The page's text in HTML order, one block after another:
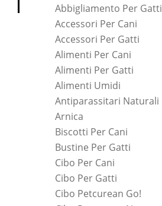
Abbigliamento Per Gatti
Accessori Per Cani
Accessori Per Gatti
Alimenti Per Cani
Alimenti Per Gatti
Alimenti Umidi
Antiparassitari Naturali
Arnica
Biscotti Per Cani
Bustine Per Gatti
Cibo Per Cani
Cibo Per Gatti
Cibo Petcurean Go!